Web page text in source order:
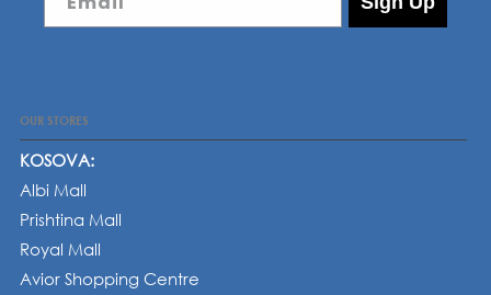
OUR STORES
KOSOVA:
Albi Mall
Prishtina Mall
Royal Mall
Avior Shopping Centre